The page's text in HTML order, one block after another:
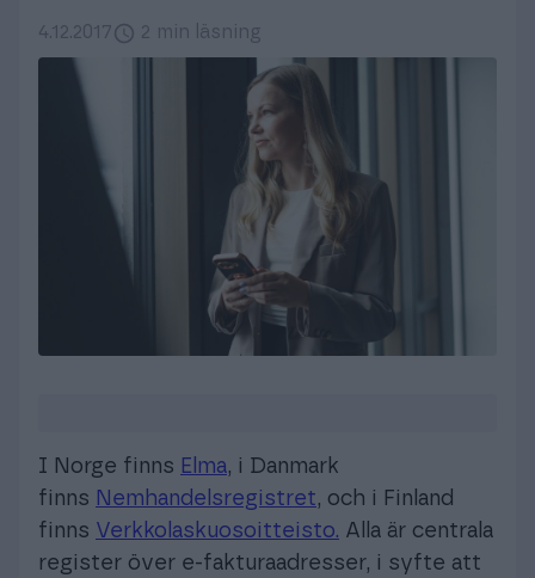
Om oss
Logga in
4.12.2017 2 min läsning
I Norge finns Elma, i Danmark
finns Nemhandelsregistret, och i Finland
finns Verkkolaskuosoitteisto. Alla är centrala
register över e-fakturaadresser, i syfte att